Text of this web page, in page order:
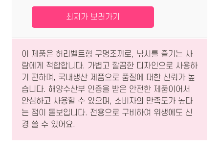
최저가 보러가기
이 제품은 허리벨트형 구명조끼로, 낚시를 즐기는 사
람에게 적합합니다. 가볍고 깔끔한 디자인으로 사용하
기 편하며, 국내생산 제품으로 품질에 대한 신뢰가 높
습니다. 해양수산부 인증을 받은 안전한 제품이어서
안심하고 사용할 수 있으며, 소비자의 만족도가 높다
는 점이 돋보입니다. 전용으로 구비하여 위생에도 신
경 쓸 수 있어요.